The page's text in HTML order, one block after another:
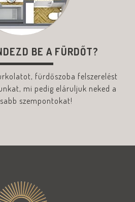
BE A FÜRDŐT?
fürdőszoba felszerelést
mi pedig eláruljuk neked a
szempontokat!